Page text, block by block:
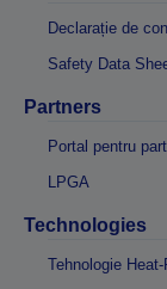
Declarație de
Safety Data
Partners
Portal pentru
LPGA
Technologies
Tehnologie Heat-